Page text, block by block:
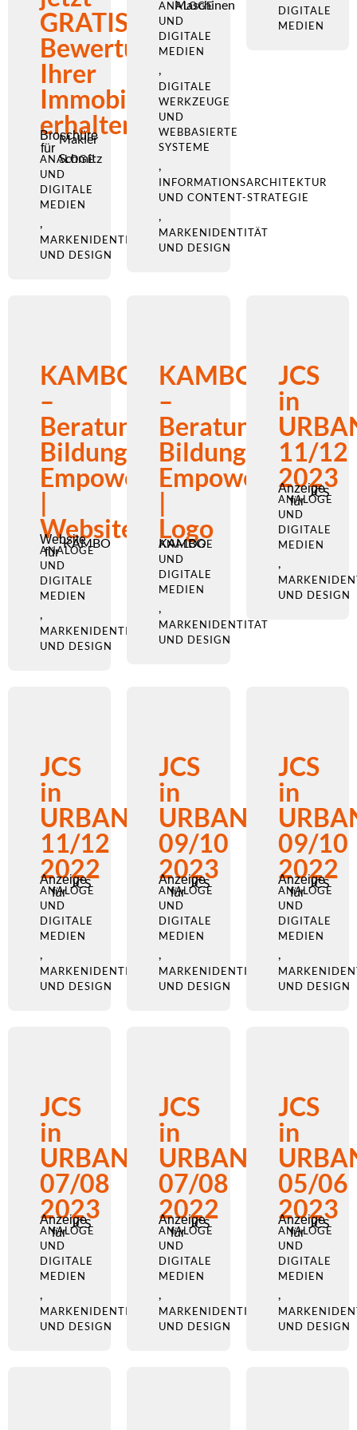
GRATIS-
Bewertung
Ihrer
Immobile
erhalten
Broschüre
für
Makler
Schmitz
ANALOGE
UND
DIGITALE
MEDIEN
,
MARKENIDENTITÄT
UND DESIGN
Maschinen
ANALOGE
UND
DIGITALE
MEDIEN
,
DIGITALE
WERKZEUGE
UND
WEBBASIERTE
SYSTEME
,
INFORMATIONSARCHITEKTUR
UND CONTENT-STRATEGIE
,
MARKENIDENTITÄT
UND DESIGN
DIGITALE
MEDIEN
KAMBO
–
Beratung.
Bildung.
Empowerment.
Website
Website
für
KAMBO
ANALOGE
UND
DIGITALE
MEDIEN
,
MARKENIDENTITÄT
UND DESIGN
KAMBO
–
Beratung.
Bildung.
Empowerment.
Logo
KAMBO
ANALOGE
UND
DIGITALE
MEDIEN
,
MARKENIDENTITÄT
UND DESIGN
JCS
in
11/12
2023
Anzeige
für
JCS
ANALOGE
UND
DIGITALE
MEDIEN
,
UND DESIGN
JCS
in
URBANO
11/12
2022
Anzeige
für
JCS
ANALOGE
UND
DIGITALE
MEDIEN
,
MARKENIDENTITÄT
UND DESIGN
JCS
in
URBANO
09/10
2023
Anzeige
für
JCS
ANALOGE
UND
DIGITALE
MEDIEN
,
MARKENIDENTITÄT
UND DESIGN
JCS
in
09/10
2022
Anzeige
für
JCS
ANALOGE
UND
DIGITALE
MEDIEN
,
UND DESIGN
JCS
in
URBANO
07/08
2023
Anzeige
für
JCS
ANALOGE
UND
DIGITALE
MEDIEN
,
MARKENIDENTITÄT
UND DESIGN
JCS
in
URBANO
07/08
2022
Anzeige
für
JCS
ANALOGE
UND
DIGITALE
MEDIEN
,
MARKENIDENTITÄT
UND DESIGN
JCS
in
05/06
2023
Anzeige
für
JCS
ANALOGE
UND
DIGITALE
MEDIEN
,
UND DESIGN